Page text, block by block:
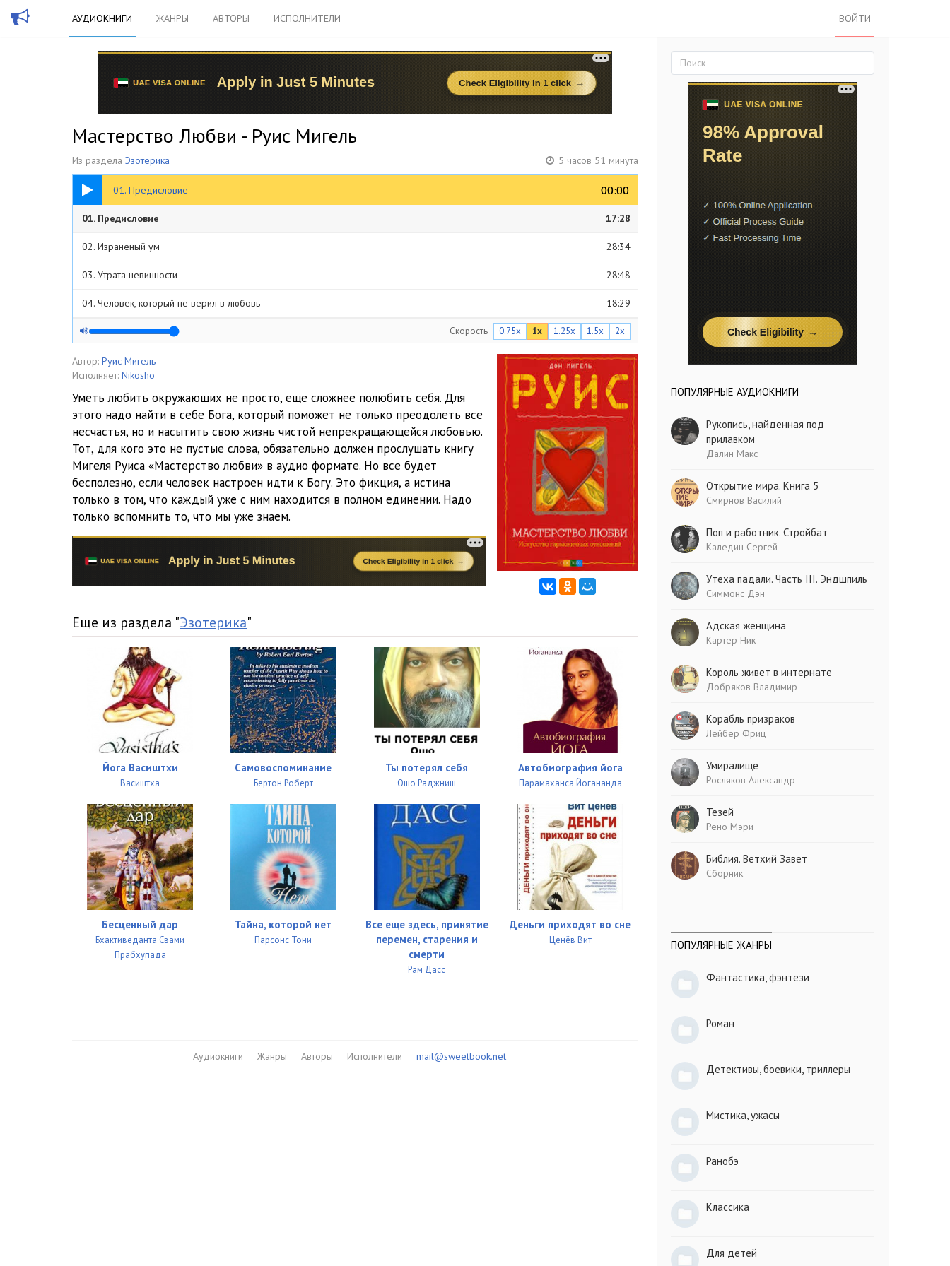
АУДИОКНИГИ ЖАНРЫ АВТОРЫ ИСПОЛНИТЕЛИ ВОЙТИ
Мастерство Любви - Руис Мигель
Из раздела Эзотерика 5 часов 51 минута
01. Предисловие 00:00
00:00
17:28
01. Предисловие 17:28
02. Израненый ум 28:34
03. Утрата невинности 28:48
04. Человек, который не верил в любовь 18:29
05. Путь любви, путь страха 31:30
06. Идеальные взаимоотношения 32:57
22:06
08. Мастер сновидения 22:09
09. Секс - самый страшный демон ада 23:07
10. Богиня-охотница 19:05
11. Глазами любви 26:22
32:37
13. Бог внутри нас 30:47
14. Молитвы
Скорость 0.75x 1x 1.25x 1.5x 2x
Автор: Руис Мигель
Исполняет: Nikosho
Уметь любить окружающих не просто, еще сложнее полюбить себя. Для
этого надо найти в себе Бога, который поможет не только преодолеть все
несчастья, но и насытить свою жизнь чистой непрекращающейся любовью.
Тот, для кого это не пустые слова, обязательно должен прослушать книгу
Мигеля Руиса «Мастерство любви» в аудио формате. Но все будет
бесполезно, если человек настроен идти к Богу. Это фикция, а истина
только в том, что каждый уже с ним находится в полном единении. Надо
только вспомнить то, что мы уже знаем.
Еще из раздела "Эзотерика"
Йога Васиштхи
Васиштха
Самовоспоминание
Бертон Роберт
Ты потерял себя
Ошо Раджниш
Автобиография йога
Парамаханса Йогананда
Бесценный дар
Бхактиведанта Свами
Прабхупада
Тайна, которой нет
Парсонс Тони
Все еще здесь, принятие
перемен, старения и
смерти
Рам Дасс
Деньги приходят во сне
Ценёв Вит
Аудиокниги Жанры Авторы Исполнители mail@sweetbook.net
ПОПУЛЯРНЫЕ АУДИОКНИГИ
Рукопись, найденная под
прилавком
Далин Макс
Открытие мира. Книга 5
Смирнов Василий
Поп и работник. Стройбат
Каледин Сергей
Утеха падали. Часть III. Эндшпиль
Симмонс Дэн
Адская женщина
Картер Ник
Король живет в интернате
Добряков Владимир
Корабль призраков
Лейбер Фриц
Умиралище
Росляков Александр
Тезей
Рено Мэри
Библия. Ветхий Завет
Сборник
ПОПУЛЯРНЫЕ ЖАНРЫ
Фантастика, фэнтези
Роман
Детективы, боевики, триллеры
Мистика, ужасы
Ранобэ
Классика
Для детей